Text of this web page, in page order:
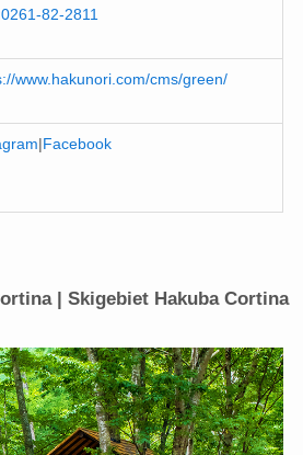
0261-82-2811
www.hakunori.com/cms/green/
|Facebook
| Skigebiet Hakuba Cortina